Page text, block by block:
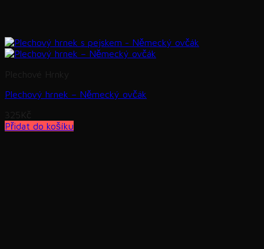
Plechové Hrnky
Plechový hrnek – Německý ovčák
Kč
Přidat do košíku